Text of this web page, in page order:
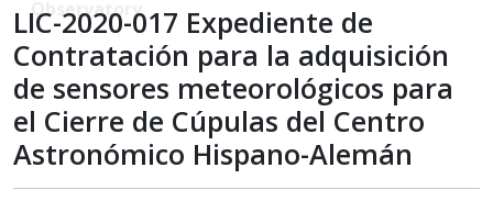
LIC-2020-017 Expediente de
Contratación para la adquisición
de sensores meteorológicos para
el Cierre de Cúpulas del Centro
Astronómico Hispano-Alemán